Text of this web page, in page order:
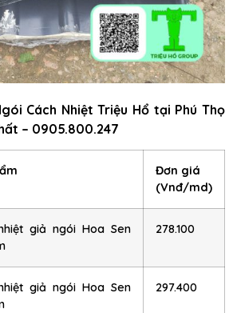
Cách Nhiệt Triệu Hổ tại Phú Thọ
– 0905.800.247
Đơn giá
(Vnđ/md)
giả ngói Hoa Sen
278.100
giả ngói Hoa Sen
297.400